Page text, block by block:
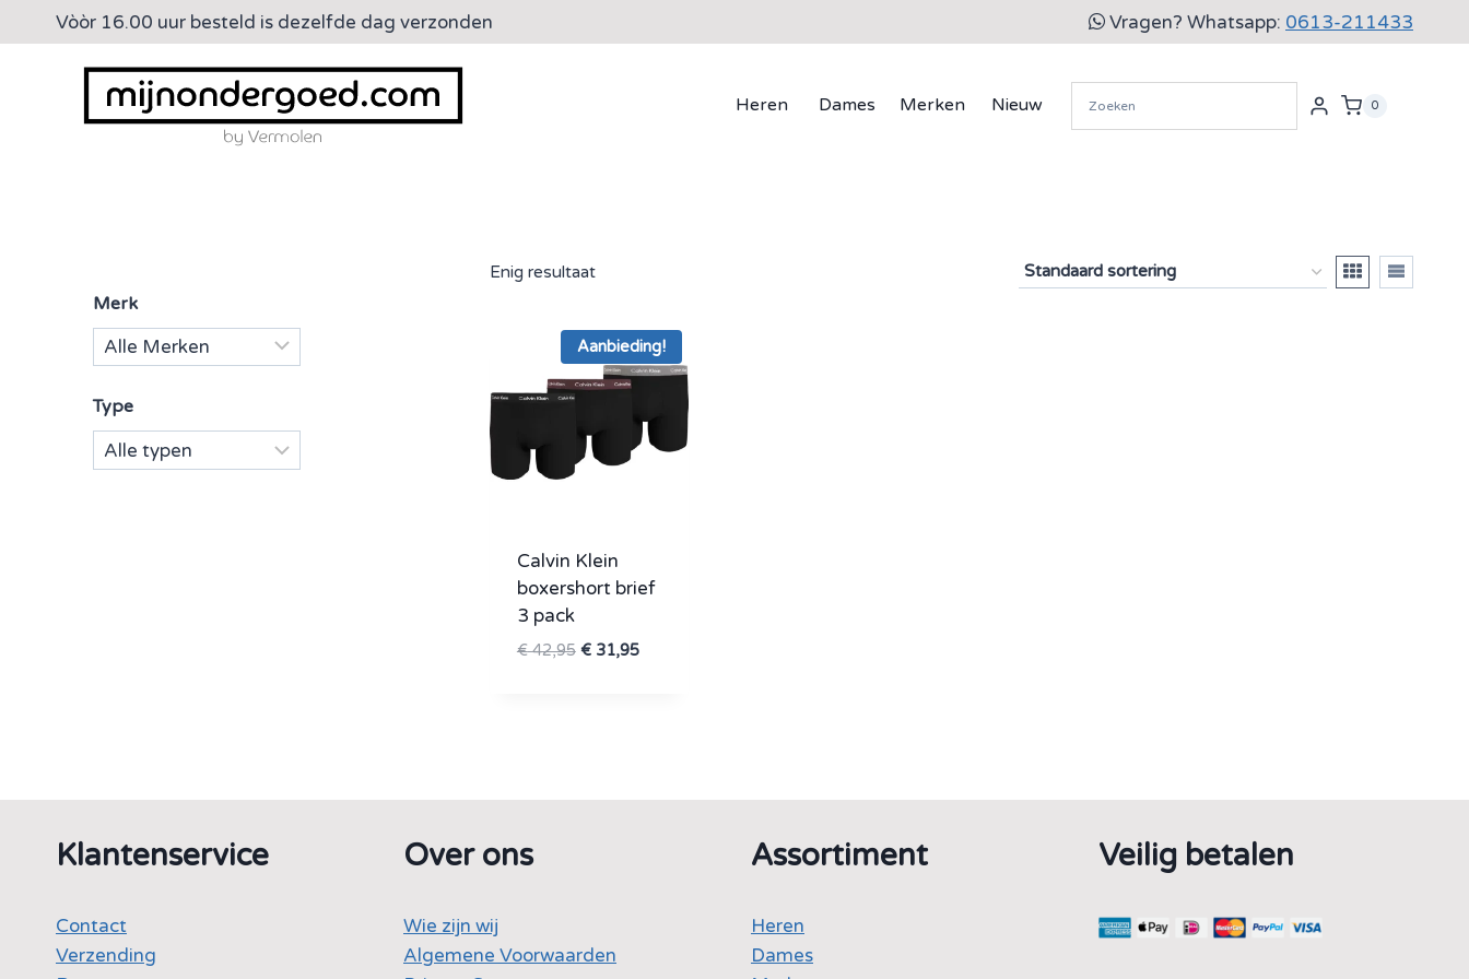
Doorgaan
naar
Vòòr 16.00 uur besteld is dezelfde dag verzonden Vragen? Whatsapp: 0613-211433
Heren Dames Merken Nieuw 0
Enig resultaat
Aanbieding!
Calvin Klein
boxershort brief
3 pack
€42,95 Oorspronkelijke
€31,95Huidige
Merk
Type
Klantenservice
Contact
Verzending
Over ons
Wie zijn wij
Algemene Voorwaarden
Assortiment
Heren
Dames
Veilig betalen